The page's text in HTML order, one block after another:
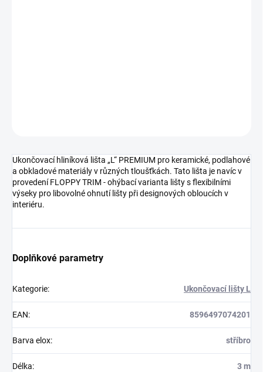
Ukončovací hliníková lišta „L“ PREMIUM pro keramické, podlahové
a obkladové materiály v různých tloušťkách. Tato lišta je navíc v
provedení FLOPPY TRIM - ohýbací varianta lišty s flexibilními
výseky pro libovolné ohnutí lišty při designových obloucích v
interiéru.
Doplňkové parametry
Kategorie: Ukončovací lišty L
EAN: 8596497074201
Barva elox: stříbro
Délka: 3 m